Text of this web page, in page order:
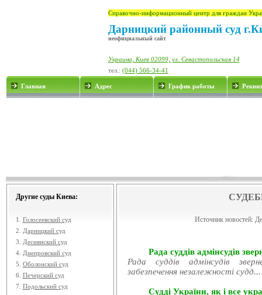
Справочно-информационный центр для граждан
Дарницкий районный суд
неофициальный сайт
Украина, Киев 02099, ул. Севастопольская 14
тел.: (044) 566-34-41
Главная Адрес График работы
Другие суды Киева:
1. Голосеевский суд
2.
Дарницкий суд
3.
Деснянский суд
4. Днепровский суд
5. Оболонский суд
6. Печерский суд
7. Подольский суд
Источник новостей:
Рада суддів адмінсудів
Рада суддів адмінсудів
забезпечення незалежності судд...
Судді України, як і все